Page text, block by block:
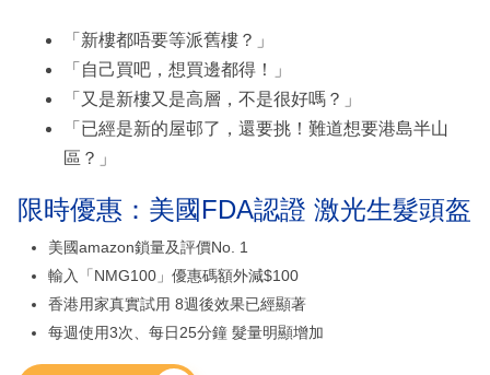
「新樓都唔要等派舊樓？」
「自己買吧，想買邊都得！」
「又是新樓又是高層，不是很好嗎？」
「已經是新的屋邨了，還要挑！難道想要港島半山
區？」
限時優惠：美國FDA認證 激光生髮頭盔
美國amazon鎖量及評價No. 1
輸入「NMG100」優惠碼額外減$100
香港用家真實試用 8週後效果已經顯著
每週使用3次、每日25分鐘 髮量明顯增加